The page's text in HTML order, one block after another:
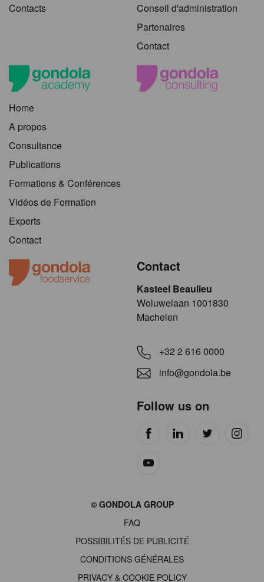
Contacts
Conseil d'administration
Partenaires
Contact
Home
A propos
Consultance
Publications
Formations & Conférences
Vidéos de Formation
Experts
Contact
Contact
Kasteel Beaulieu
​​​Woluwelaan 1001830
Machelen
+32 2 616 0000
info@gondola.be
Follow us on
© GONDOLA GROUP
FAQ
POSSIBILITÉS DE PUBLICITÉ
CONDITIONS GÉNÉRALES
PRIVACY & COOKIE POLICY